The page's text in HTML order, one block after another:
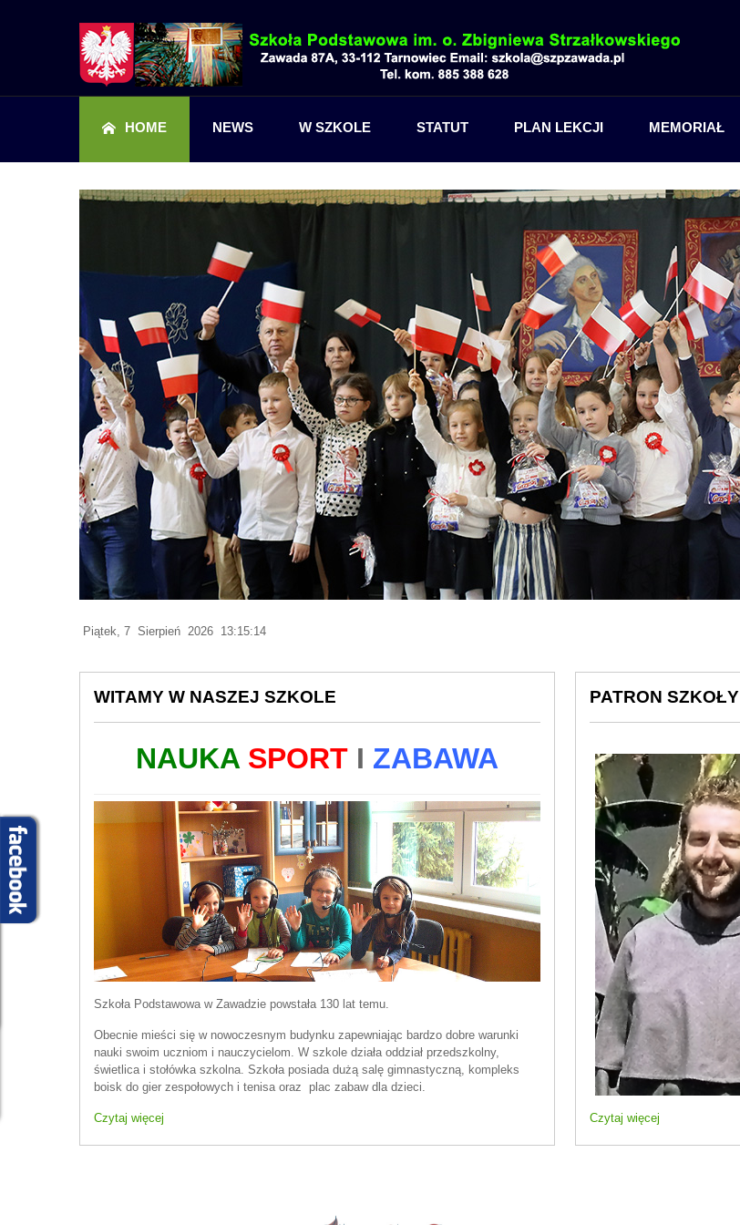
HOME NEWS W SZKOLE STATUT PLAN LEKCJI MEMORIAŁ
Piątek, 7 Sierpień 2026 13:15:16
WITAMY W NASZEJ SZKOLE
NAUKA SPORTI ZABAWA
Szkoła Podstawowa w Zawadzie powstała 130 lat temu.
Obecnie mieści się w nowoczesnym budynku zapewniając bardzo dobre warunki
nauki swoim uczniom i nauczycielom. W szkole działa oddział przedszkolny,
świetlica i stołówka szkolna. Szkoła posiada dużą salę gimnastyczną, kompleks
boisk do gier zespołowych i tenisa oraz plac zabaw dla dzieci.
Czytaj więcej
PATRON SZKOŁY
Czytaj więcej